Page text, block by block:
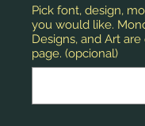
Pick font, design,
you would like.
Designs, and Art
page. (opcional)